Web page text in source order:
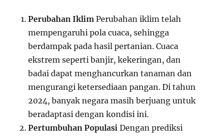
Perubahan Iklim Perubahan iklim telah
mempengaruhi pola cuaca, sehingga
berdampak pada hasil pertanian. Cuaca
ekstrem seperti banjir, kekeringan, dan
badai dapat menghancurkan tanaman dan
mengurangi ketersediaan pangan. Di tahun
2024, banyak negara masih berjuang untuk
beradaptasi dengan kondisi ini.
Pertumbuhan Populasi Dengan prediksi